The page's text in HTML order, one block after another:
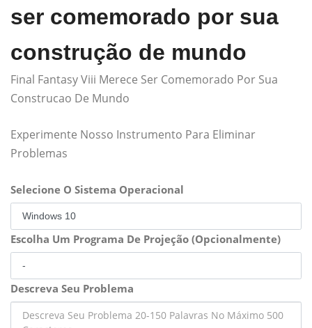
ser comemorado por sua
construção de mundo
Final Fantasy Viii Merece Ser Comemorado Por Sua
Construcao De Mundo
Experimente Nosso Instrumento Para Eliminar
Problemas
Selecione O Sistema Operacional
Escolha Um Programa De Projeção (Opcionalmente)
Descreva Seu Problema